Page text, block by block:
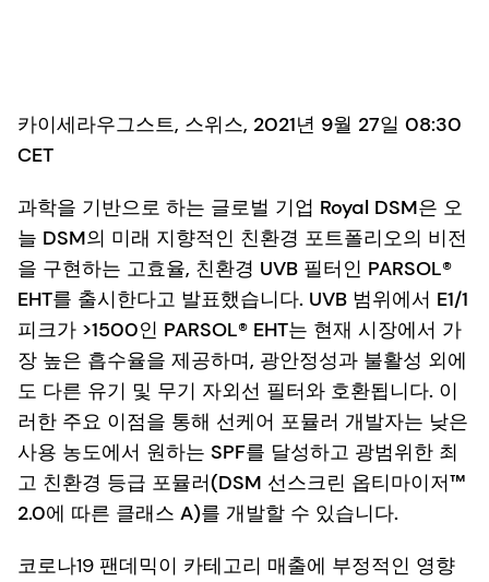
카이세라우그스트, 스위스, 2021년 9월 27일 08:30
CET
과학을 기반으로 하는 글로벌 기업 Royal DSM은 오
늘 DSM의 미래 지향적인 친환경 포트폴리오의 비전
을 구현하는 고효율, 친환경 UVB 필터인 PARSOL®
EHT를 출시한다고 발표했습니다. UVB 범위에서 E1/1
피크가 >1500인 PARSOL® EHT는 현재 시장에서 가
장 높은 흡수율을 제공하며, 광안정성과 불활성 외에
도 다른 유기 및 무기 자외선 필터와 호환됩니다. 이
러한 주요 이점을 통해 선케어 포뮬러 개발자는 낮은
사용 농도에서 원하는 SPF를 달성하고 광범위한 최
고 친환경 등급 포뮬러(DSM 선스크린 옵티마이저™
2.0에 따른 클래스 A)를 개발할 수 있습니다.
코로나19 팬데믹이 카테고리 매출에 부정적인 영향